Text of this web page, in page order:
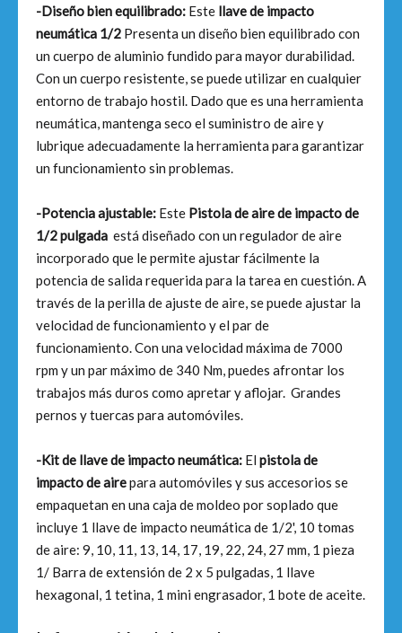
-Diseño bien equilibrado: Este llave de impacto
neumática 1/2 Presenta un diseño bien equilibrado con
un cuerpo de aluminio fundido para mayor durabilidad.
Con un cuerpo resistente, se puede utilizar en cualquier
entorno de trabajo hostil. Dado que es una herramienta
neumática, mantenga seco el suministro de aire y
lubrique adecuadamente la herramienta para garantizar
un funcionamiento sin problemas.
-Potencia ajustable: Este Pistola de aire de impacto de
1/2 pulgada está diseñado con un regulador de aire
incorporado que le permite ajustar fácilmente la
potencia de salida requerida para la tarea en cuestión. A
través de la perilla de ajuste de aire, se puede ajustar la
velocidad de funcionamiento y el par de
funcionamiento. Con una velocidad máxima de 7000
rpm y un par máximo de 340 Nm, puedes afrontar los
trabajos más duros como apretar y aflojar. Grandes
pernos y tuercas para automóviles.
-Kit de llave de impacto neumática: El pistola de
impacto de airepara automóviles y sus accesorios se
empaquetan en una caja de moldeo por soplado que
incluye 1 llave de impacto neumática de 1/2', 10 tomas
de aire: 9, 10, 11, 13, 14, 17, 19, 22, 24, 27 mm, 1 pieza
1/ Barra de extensión de 2 x 5 pulgadas, 1 llave
hexagonal, 1 tetina, 1 mini engrasador, 1 bote de aceite.